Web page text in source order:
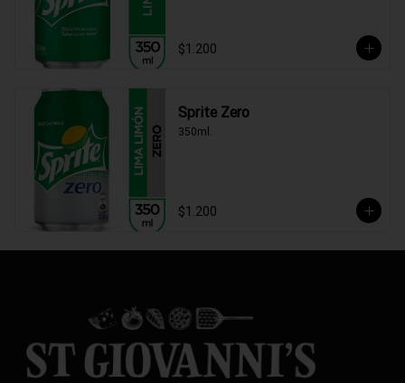
$1.200
Sprite Zero
350ml.
$1.200